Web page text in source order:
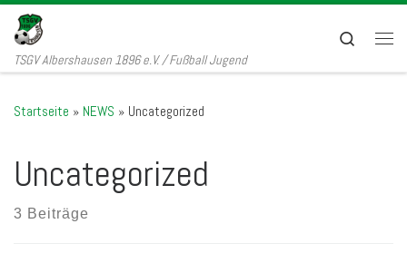
Zum Inhalt springen
TSGV Albershausen 1896 e.V. / Fußball Jugend
Search
Startseite » NEWS » Uncategorized
Uncategorized
3 Beiträge